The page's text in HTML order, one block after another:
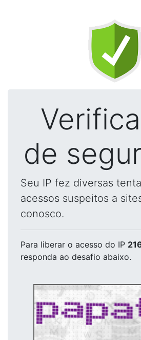
de
Seu IP fez diversas
acessos suspeitos a
conosco.
Para liberar o acesso do IP
responda ao desafio abaixo.